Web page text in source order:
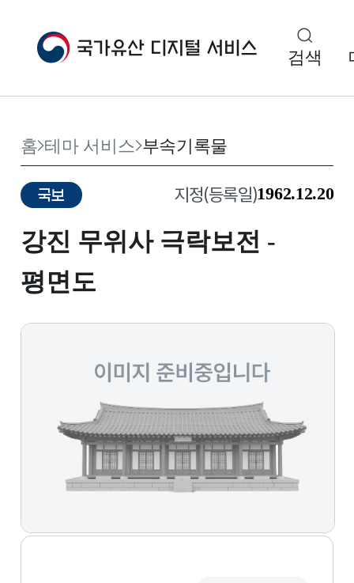
검색
홈 테마 서비스 부속기록물
국보 지정(등록일)1962.12.20
강진 무위사 극락보전 -
평면도